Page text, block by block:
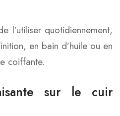
l’utiliser quotidiennement,
en bain d’huile ou en
coiffante.
sur le cuir